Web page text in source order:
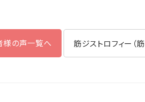
様の声一覧へ 筋ジストロフィー（